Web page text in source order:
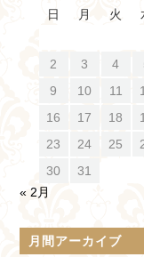
日
月 火
2
3 4
9
10 11
16
17 18
23
24 25
30
31
« 2月
月間アーカイブ